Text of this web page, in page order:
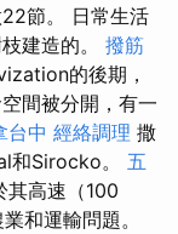
節。 日常生活
建造的。 撥筋
的後期，
間被分開，有一
台中 經絡調理 撒
和Sirocko。 五
其高速（100
和運輸問題。